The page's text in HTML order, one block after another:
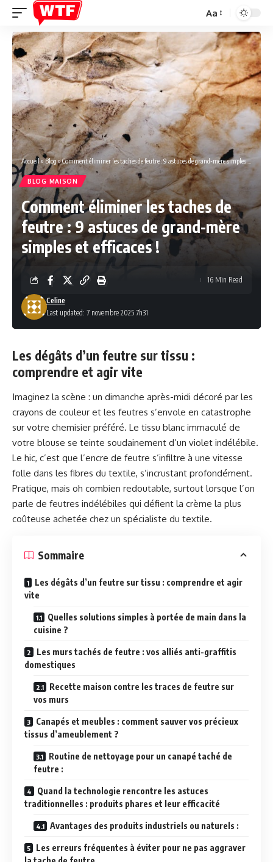
Font
Resizer
Aa
Accueil »Blog»Comment éliminer les taches de feutre : 9 astuces de grand-mère simples et efficaces !
BLOG MAISON
Comment éliminer les taches de
feutre : 9 astuces de grand-mère
simples et efficaces !
Last updated: 7 novembre 2025 7h31
Celine
16 Min Read
Les dégâts d’un feutre sur tissu :
comprendre et agir vite
Imaginez la scène : un dimanche après-midi décoré par les
crayons de couleur et les feutres s’envole en catastrophe
sur votre chemisier préféré. Le tissu blanc immaculé de
votre blouse se teinte soudainement d’un violet indélébile.
Le hic, c’est que l’encre de feutre s’infiltre à une vitesse
folle dans les fibres du textile, s’incrustant profondément.
Pratique, mais oh combien redoutable, surtout lorsque l’on
parle de feutres indélébiles qui défient la crème la plus
coûteuse achetée chez un spécialiste du textile.
Sommaire
Les dégâts d’un feutre sur tissu : comprendre et agir
vite
Quelles solutions simples à portée de main dans la
cuisine ?
Les murs tachés de feutre : vos alliés anti-graffitis
domestiques
Recette maison contre les traces de feutre sur
vos murs
Canapés et meubles : comment sauver vos précieux
tissus d’ameublement ?
Routine de nettoyage pour un canapé taché de
feutre :
Quand la technologie rencontre les astuces
traditionnelles : produits phares et leur efficacité
Avantages des produits industriels ou naturels :
Les erreurs fréquentes à éviter pour ne pas aggraver